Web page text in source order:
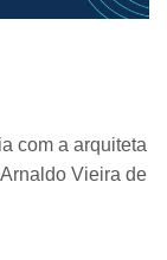
com a arquiteta
Vieira de